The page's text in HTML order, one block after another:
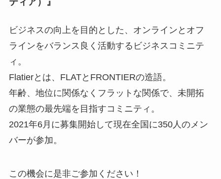
ビジネスの向上を目的とした、オンラインとオフ
ラインをバランス良く活動するビジネスコミニテ
ィ。
Flatierとは、FLATとFRONTIERの造語。
年齢、地位に関係なくフラットな関係で、未開拓
の業態の最先端を目指すコミニティ。
2021年6月に募集開始して現在全国に350人のメン
バーが参加。
この機会に是非ご参加ください！